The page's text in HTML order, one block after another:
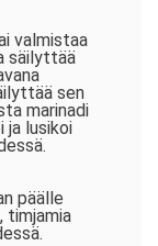
valmistaa
säilyttää
sen
marinadi
ja lusikoi
päälle
timjamia